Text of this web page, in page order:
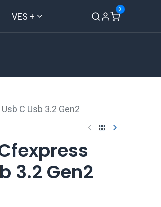
VES +
0
C Usb 3.2 Gen2
3.2 Gen2